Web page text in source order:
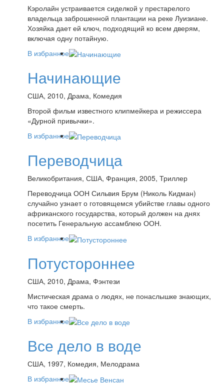
Кэролайн устраивается сиделкой у престарелого
владельца заброшенной плантации на реке Луизиане.
Хозяйка дает ей ключ, подходящий ко всем дверям,
включая одну потайную.
В избранное
Начинающие
США, 2010, Драма, Комедия
Второй фильм известного клипмейкера и режиссера
«Дурной привычки».
В избранное
Переводчица
Великобритания, США, Франция, 2005, Триллер
Переводчица ООН Сильвия Брум (Николь Кидман)
случайно узнает о готовящемся убийстве главы одного
африканского государства, который должен на днях
посетить Генеральную ассамблею ООН.
В избранное
Потустороннее
США, 2010, Драма, Фэнтези
Мистическая драма о людях, не понаслышке знающих,
что такое смерть.
В избранное
Все дело в воде
США, 1997, Комедия, Мелодрама
В избранное